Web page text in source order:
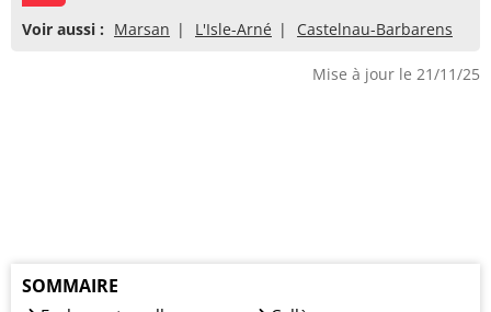
Voir aussi : Marsan L'Isle-Arné Castelnau-Barbarens
Mise à jour le 21/11/25
SOMMAIRE